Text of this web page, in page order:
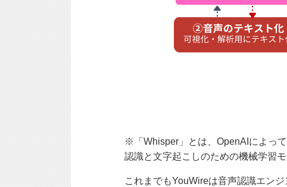
※「Whisper」とは、OpenAIによっ
認識と文字起こしのための機械学習モ
これまでもYouWireは音声認識エン